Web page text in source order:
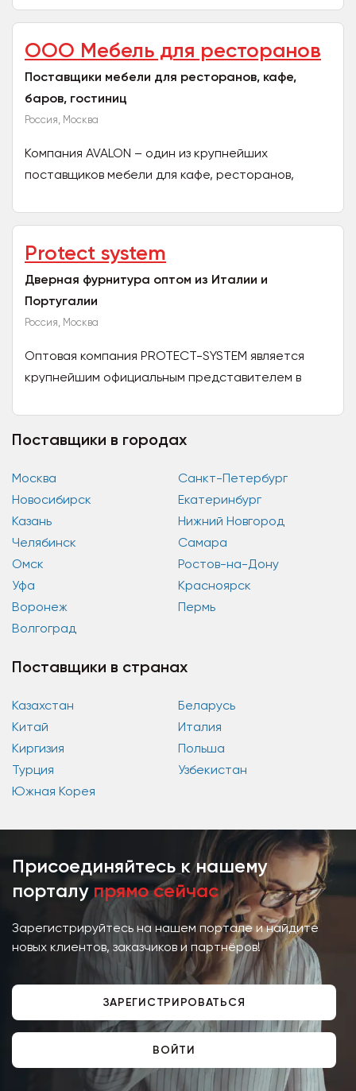
от любой суммы, продаем ...
ООО Мебель для ресторанов
Поставщики мебели для ресторанов, кафе,
баров, гостиниц
Россия, Москва
Компания AVALON – один из крупнейших
поставщиков мебели для кафе, ресторанов,
любого формата. Собственное...
Protect system
Дверная фурнитура оптом из Италии и
Португалии
Россия, Москва
Оптовая компания PROTECT-SYSTEM является
крупнейшим официальным представителем в
дверным ручкам "COLOMBO design", ...
Поставщики в городах
Москва
Санкт-Петербург
Новосибирск
Екатеринбург
Казань
Нижний Новгород
Челябинск
Самара
Омск
Ростов-на-Дону
Уфа
Красноярск
Воронеж
Пермь
Волгоград
Поставщики в странах
Казахстан
Беларусь
Китай
Италия
Киргизия
Польша
Турция
Узбекистан
Южная Корея
Присоединяйтесь к нашему
порталу прямо сейчас
Зарегистрируйтесь на нашем портале и найдите
новых клиентов, заказчиков и партнёров!
ЗАРЕГИСТРИРОВАТЬСЯ
ВОЙТИ